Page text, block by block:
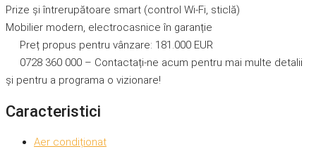
Prize și întrerupătoare smart (control Wi-Fi, sticlă)
Mobilier modern, electrocasnice în garanție
Preț propus pentru vânzare: 181.000 EUR
0728 360 000 – Contactați-ne acum pentru mai multe detalii
și pentru a programa o vizionare!
Caracteristici
Aer condiționat